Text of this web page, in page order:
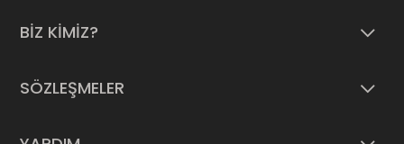
BİZ KİMİZ?
SÖZLEŞMELER